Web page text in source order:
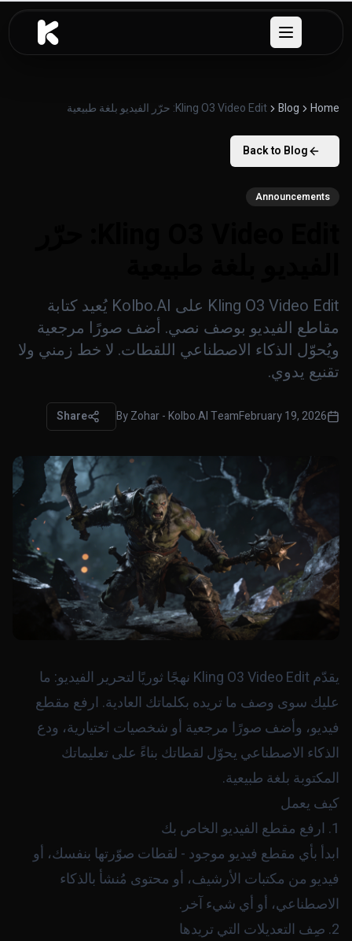
تخطَّ إلى المحتوى
Open menu
Home
Blog Kling O3 Video Edit: حرّر الفيديو بلغة طبيعية
Back to Blog
Announcements
Kling O3 Video Edit على Kolbo.AI يُعيد كتابة
مقاطع الفيديو بوصف نصي. أضف صورًا مرجعية
ويُحوّل الذكاء الاصطناعي اللقطات. لا خط زمني ولا
تقنيع يدوي.
February 19, 2026
ByZohar - Kolbo.AI Team
Share
يقدّم Kling O3 Video Edit نهجًا ثوريًا لتحرير الفيديو: ما
عليك سوى وصف ما تريده بكلماتك العادية. ارفع مقطع
فيديو، وأضف صورًا مرجعية أو شخصيات اختيارية، ودع
الذكاء الاصطناعي يحوّل لقطاتك بناءً على تعليماتك
المكتوبة بلغة طبيعية.
كيف يعمل
1. ارفع مقطع الفيديو الخاص بك
ابدأ بأي مقطع فيديو موجود - لقطات صوّرتها بنفسك، أو
فيديو من مكتبات الأرشيف، أو محتوى مُنشأ بالذكاء
الاصطناعي، أو أي شيء آخر.
2. صِف التعديلات التي تريدها